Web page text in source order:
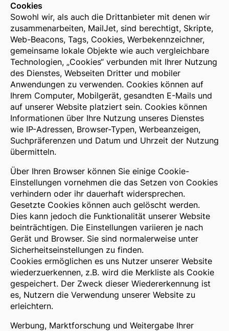
Cookies
Sowohl wir, als auch die Drittanbieter mit denen wir
zusammenarbeiten, MailJet, sind berechtigt, Skripte,
Web-Beacons, Tags, Cookies, Werbekennzeichner,
gemeinsame lokale Objekte wie auch vergleichbare
Technologien, „Cookies“ verbunden mit Ihrer Nutzung
des Dienstes, Webseiten Dritter und mobiler
Anwendungen zu verwenden. Cookies können auf
Ihrem Computer, Mobilgerät, gesandten E-Mails und
auf unserer Website platziert sein. Cookies können
Informationen über Ihre Nutzung unseres Dienstes
wie IP-Adressen, Browser-Typen, Werbeanzeigen,
Suchpräferenzen und Datum und Uhrzeit der Nutzung
übermitteln.
Über Ihren Browser können Sie einige Cookie-
Einstellungen vornehmen die das Setzen von Cookies
verhindern oder ihr dauerhaft widersprechen.
Gesetzte Cookies können auch gelöscht werden.
Dies kann jedoch die Funktionalität unserer Website
beinträchtigen. Die Einstellungen variieren je nach
Gerät und Browser. Sie sind normalerweise unter
Sicherheitseinstellungen zu finden.
Cookies ermöglichen es uns Nutzer unserer Website
wiederzuerkennen, z.B. wird die Merkliste als Cookie
gespeichert. Der Zweck dieser Wiedererkennung ist
es, Nutzern die Verwendung unserer Website zu
erleichtern.
Werbung, Marktforschung und Weitergabe Ihrer